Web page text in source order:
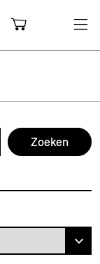
Cooper